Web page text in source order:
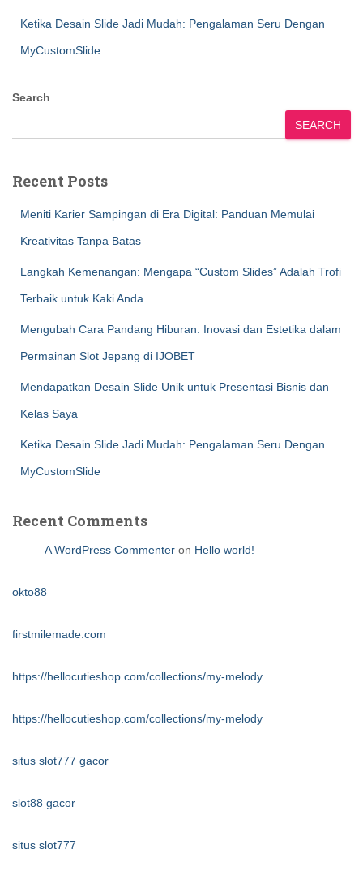
Ketika Desain Slide Jadi Mudah: Pengalaman Seru Dengan
MyCustomSlide
Search
SEARCH
Recent Posts
Meniti Karier Sampingan di Era Digital: Panduan Memulai
Kreativitas Tanpa Batas
Langkah Kemenangan: Mengapa “Custom Slides” Adalah Trofi
Terbaik untuk Kaki Anda
Mengubah Cara Pandang Hiburan: Inovasi dan Estetika dalam
Permainan Slot Jepang di IJOBET
Mendapatkan Desain Slide Unik untuk Presentasi Bisnis dan
Kelas Saya
Ketika Desain Slide Jadi Mudah: Pengalaman Seru Dengan
MyCustomSlide
Recent Comments
A WordPress Commenter on Hello world!
okto88
firstmilemade.com
https://hellocutieshop.com/collections/my-melody
https://hellocutieshop.com/collections/my-melody
situs slot777 gacor
slot88 gacor
situs slot777